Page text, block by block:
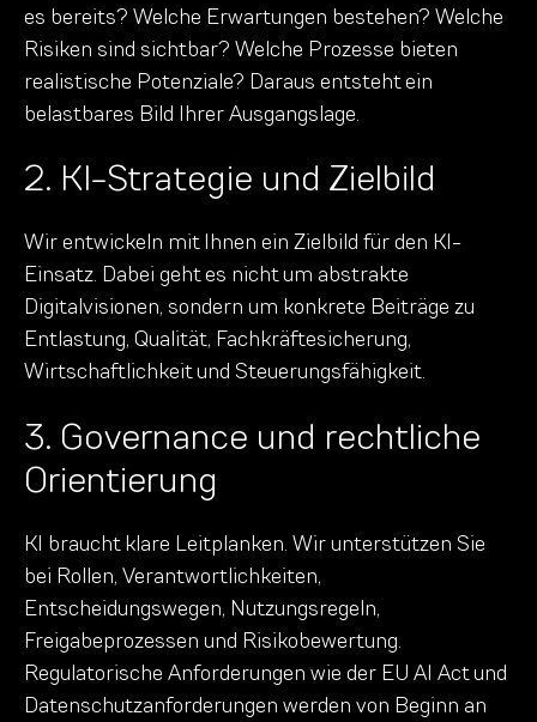
es bereits? Welche Erwartungen bestehen? Welche
Risiken sind sichtbar? Welche Prozesse bieten
realistische Potenziale? Daraus entsteht ein
belastbares Bild Ihrer Ausgangslage.
2. KI-Strategie und Zielbild
Wir entwickeln mit Ihnen ein Zielbild für den KI-
Einsatz. Dabei geht es nicht um abstrakte
Digitalvisionen, sondern um konkrete Beiträge zu
Entlastung, Qualität, Fachkräftesicherung,
Wirtschaftlichkeit und Steuerungsfähigkeit.
3. Governance und rechtliche
Orientierung
KI braucht klare Leitplanken. Wir unterstützen Sie
bei Rollen, Verantwortlichkeiten,
Entscheidungswegen, Nutzungsregeln,
Freigabeprozessen und Risikobewertung.
Regulatorische Anforderungen wie der EU AI Act und
Datenschutzanforderungen werden von Beginn an